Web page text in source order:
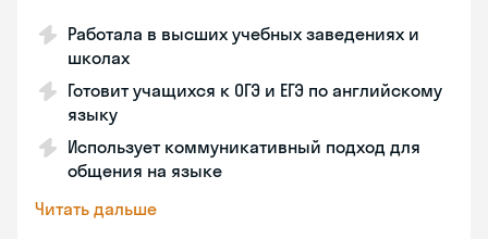
Работала в высших учебных заведениях и
школах
Готовит учащихся к ОГЭ и ЕГЭ по английскому
языку
Использует коммуникативный подход для
общения на языке
Читать дальше